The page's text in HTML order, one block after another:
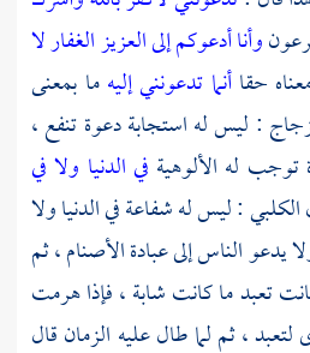
وأنا أدعوكم إلى العزيز الغفار لا
حقاأنما تدعونني إليهما بمعنى
: ليس له استجابة دعوة تنفع ،
له الألوهية في الدنيا ولا في
الكلبي: ليس له شفاعة في الدنيا ولا
يدعو الناس إلى عبادة الأصنام ، ثم
تعبد ما كانت شابة ، فإذا هرمت
، ثم لما طال عليه الزمان قال